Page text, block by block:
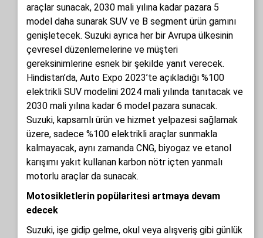
araçlar sunacak, 2030 mali yılına kadar pazara 5
model daha sunarak SUV ve B segment ürün gamını
genişletecek. Suzuki ayrıca her bir Avrupa ülkesinin
çevresel düzenlemelerine ve müşteri
gereksinimlerine esnek bir şekilde yanıt verecek.
Hindistan’da, Auto Expo 2023’te açıkladığı %100
elektrikli SUV modelini 2024 mali yılında tanıtacak ve
2030 mali yılına kadar 6 model pazara sunacak.
Suzuki, kapsamlı ürün ve hizmet yelpazesi sağlamak
üzere, sadece %100 elektrikli araçlar sunmakla
kalmayacak, aynı zamanda CNG, biyogaz ve etanol
karışımı yakıt kullanan karbon nötr içten yanmalı
motorlu araçlar da sunacak.
Motosikletlerin popülaritesi artmaya devam
edecek
Suzuki, işe gidip gelme, okul veya alışveriş gibi günlük